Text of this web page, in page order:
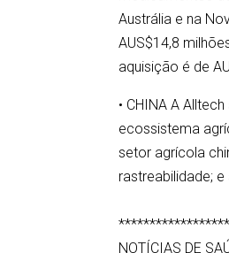
Austrália e na
AUS$14,8
aquisição é de
• CHINA A
ecossistema
setor agrícola
rastreabilidade;
NOTÍCIAS DE